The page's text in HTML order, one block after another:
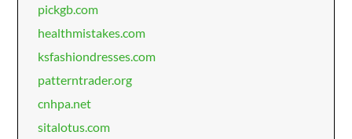
pickgb.com
healthmistakes.com
ksfashiondresses.com
patterntrader.org
cnhpa.net
sitalotus.com